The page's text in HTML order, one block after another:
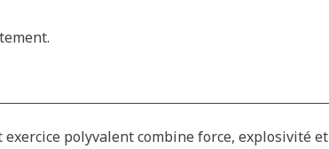
exercice polyvalent combine force, explosivité et